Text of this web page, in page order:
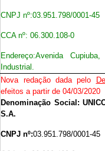
CNPJ nº:03.951.798/0001-45
CCA nº: 06.300.108-0
Endereço:Avenida
Industrial.
Nova redação dada pelo
efeitos a partir de 04/03/2020
Denominação Social:
S.A.
CNPJ nº:03.951.798/0001-45